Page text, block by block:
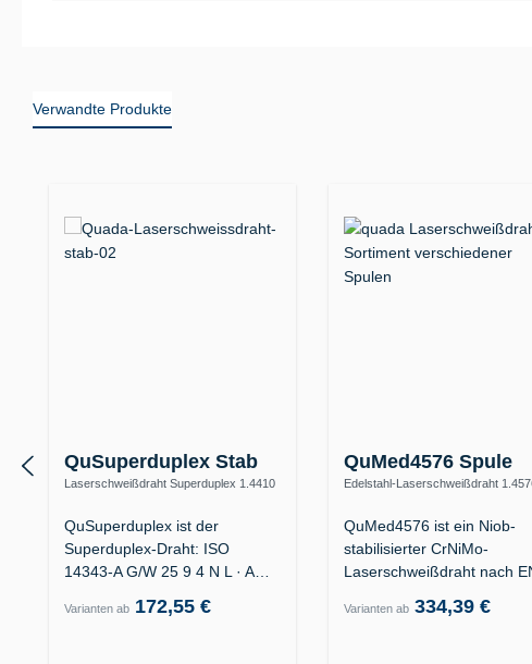
Verwandte Produkte
QuSuperduplex Stab
Laserschweißdraht Superduplex 1.4410
QuSuperduplex ist der
Superduplex-Draht: ISO
14343-A G/W 25 9 4 N L · AWS
Varianten ab 172,55 €
QuMed4576 Spule
Edelstahl-Laserschweißdraht
QuMed4576 ist ein Niob-
stabilisierter CrNiMo-
Laserschweißdraht nach
Varianten ab334,39 €